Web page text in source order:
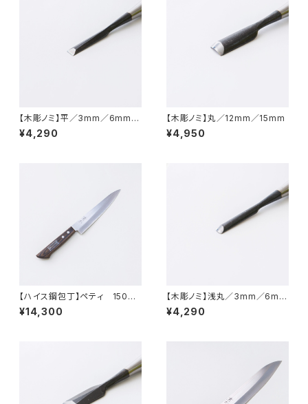
【木彫ノミ】平／3mm／6mm／
9mm
¥4,290
【木彫ノミ】丸／12mm／15mm
¥4,950
【ハイス鋼包丁】ペティ 150m
m
¥14,300
【木彫ノミ】浅丸／3mm／6mm
／9mm
¥4,290